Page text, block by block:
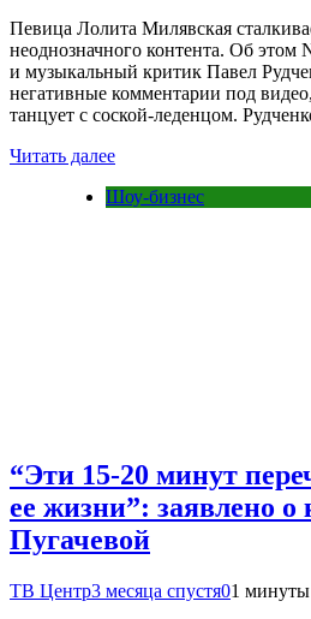
Певица Лолита Милявская
неоднозначного контента. Об этом
и музыкальный критик Павел
негативные комментарии под
танцует с соской-леденцом.
Читать далее
Шоу-бизнес
“Эти 15-20 минут
ее жизни”: заявлено
Пугачевой
ТВ Центр3 месяца спустя01 минуты